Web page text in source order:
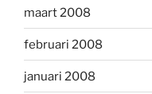
maart 2008
februari 2008
januari 2008